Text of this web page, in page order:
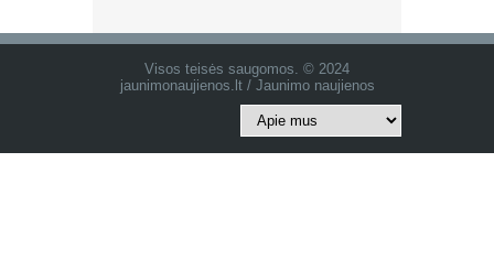
Visos teisės saugomos. © 2024
jaunimonaujienos.lt / Jaunimo naujienos